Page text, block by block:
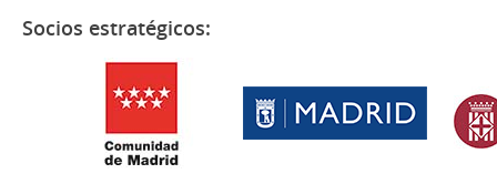
Socios estratégicos: